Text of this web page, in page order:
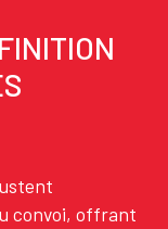
convoi, offrant